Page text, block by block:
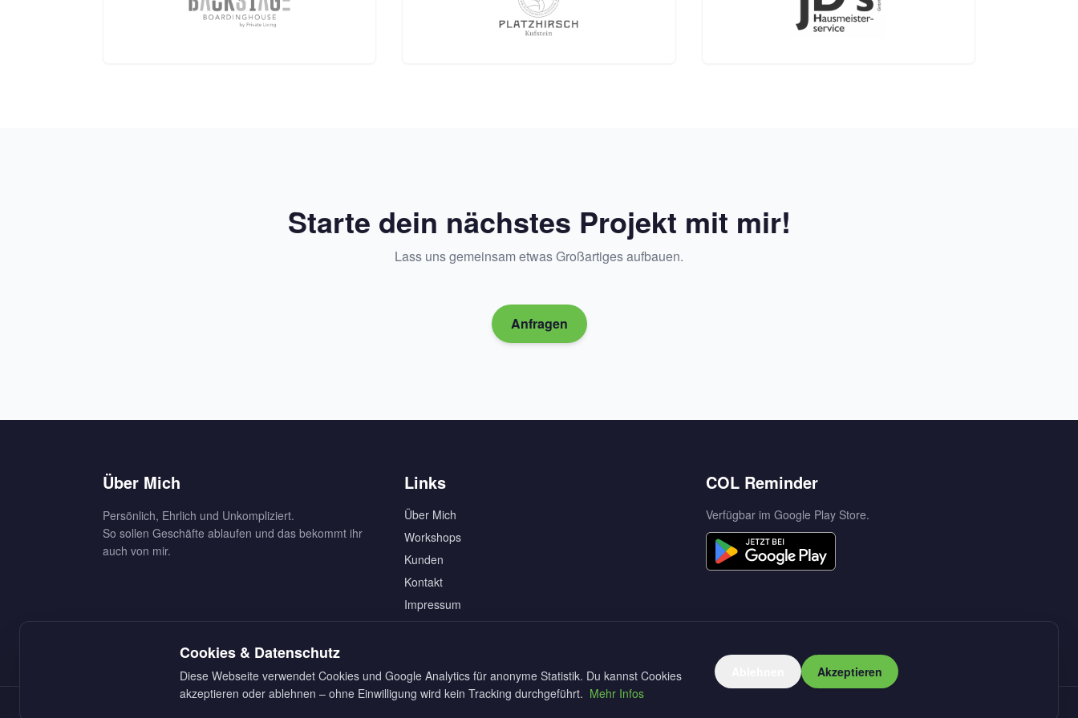
Starte dein nächstes Projekt mit mir!
Lass uns gemeinsam etwas Großartiges aufbauen.
Anfragen
Über Mich
Persönlich, Ehrlich und Unkompliziert.
So sollen Geschäfte ablaufen und das bekommt ihr
auch von mir.
Links
Über Mich
Workshops
Kunden
Kontakt
Impressum
COL Reminder
Verfügbar im Google Play Store.
Cookies & Datenschutz
Diese Webseite verwendet Cookies und Google Analytics für anonyme Statistik. Du kannst Cookies
akzeptieren oder ablehnen – ohne Einwilligung wird kein Tracking durchgeführt. Mehr Infos
Akzeptieren